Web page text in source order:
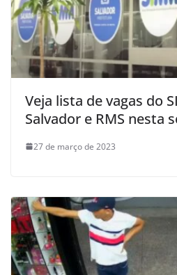
Veja lista de vagas do
Salvador e RMS nesta
27 de março de 2023